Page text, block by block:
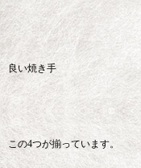
良い焼き手
この4つが揃っています。